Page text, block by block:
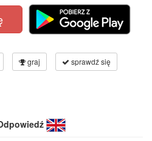
graj sprawdź się